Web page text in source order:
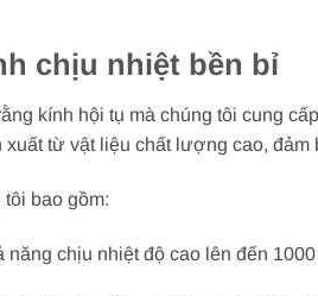
chịu nhiệt bền bỉ
kính hội tụ mà chúng tôi cung
từ vật liệu chất lượng cao, đảm
bao gồm:
năng chịu nhiệt độ cao lên đến